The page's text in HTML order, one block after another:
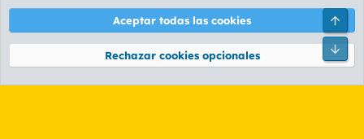
Términos y reglas Política de privacidad Ayuda
Community platform by XenForo® © 2010-2026 XenForo Ltd.
Aceptar todas las cookies
Rechazar cookies opcionales
Pie